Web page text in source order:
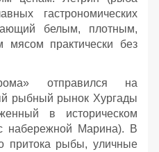
гастрономических
белым, плотным,
мясом практически без
отправился на
рыбный рынок Хургады
в историческом
набережной Марина). В
притока рыбы, уличные